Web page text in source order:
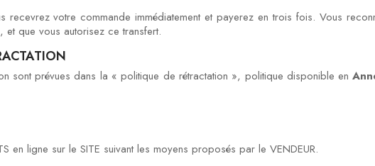
votre commande immédiatement et payerez en trois fois. Vous
et que vous autorisez ce transfert.
sont prévues dans la « politique de rétractation », politique disponible en
en ligne sur le SITE suivant les moyens proposés par le VENDEUR.